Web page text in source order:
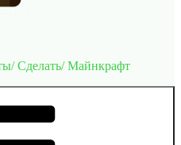
Сделать/ Майнкрафт